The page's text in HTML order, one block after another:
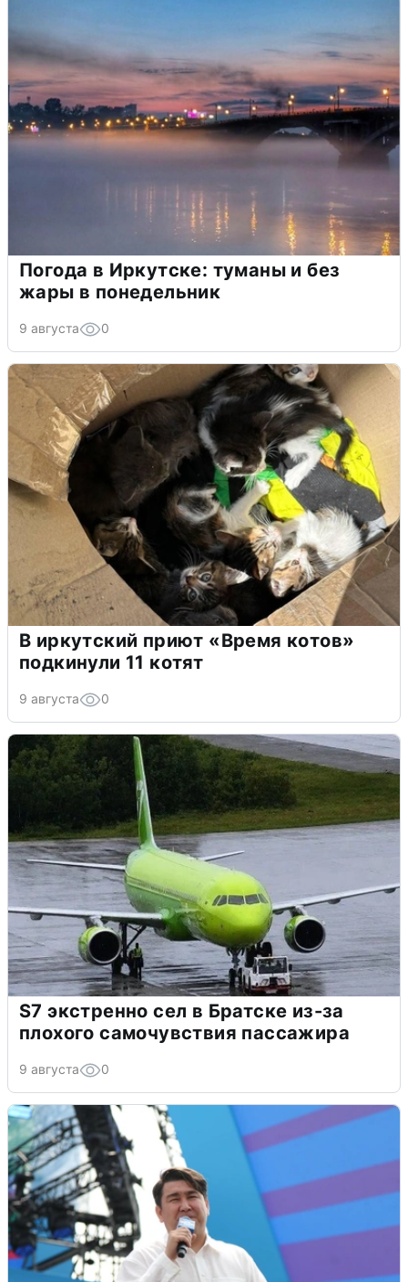
Погода в Иркутске: туманы и без
жары в понедельник
9 августа 0
В иркутский приют «Время котов»
подкинули 11 котят
9 августа 0
S7 экстренно сел в Братске из-за
плохого самочувствия пассажира
9 августа 0